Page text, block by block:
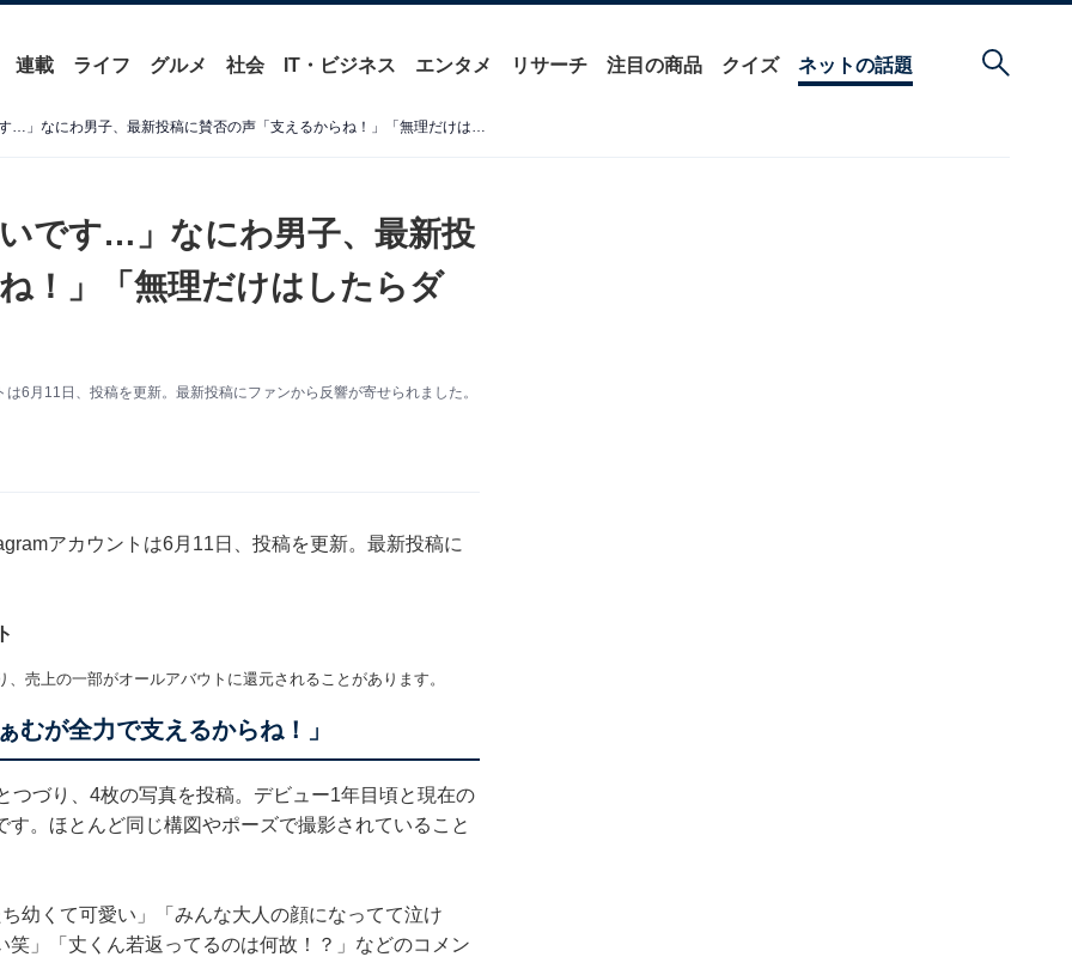
連載 ライフ グルメ 社会 IT・ビジネス エンタメ リサーチ 注目の商品 クイズ ネットの話題
「長尾くんの顔見るのは辛いです…」なにわ男子、最新投稿に賛否の声「支えるからね！」「無理だけはしたらダメ」
です…」なにわ男子、最新投
！」「無理だけはしたらダ
6月11日、投稿を更新。最新投稿にファンから反響が寄せられました。
アカウントは6月11日、投稿を更新。最新投稿に
売上の一部がオールアバウトに還元されることがあります。
むが全力で支えるからね！」
づり、4枚の写真を投稿。デビュー1年目頃と現在の
。ほとんど同じ構図やポーズで撮影されていること
幼くて可愛い」「みんな大人の顔になってて泣け
」「丈くん若返ってるのは何故！？」などのコメン